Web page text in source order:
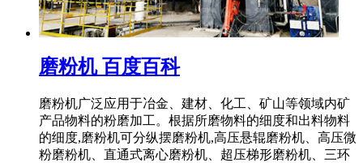
磨粉机 百度百科
磨粉机广泛应用于冶金、建材、化工、矿山等领域内矿
产品物料的粉磨加工。根据所磨物料的细度和出料物料
的细度,磨粉机可分纵摆磨粉机,高压悬辊磨粉机、高压微
粉磨粉机、直通式离心磨粉机、超压梯形磨粉机、三环